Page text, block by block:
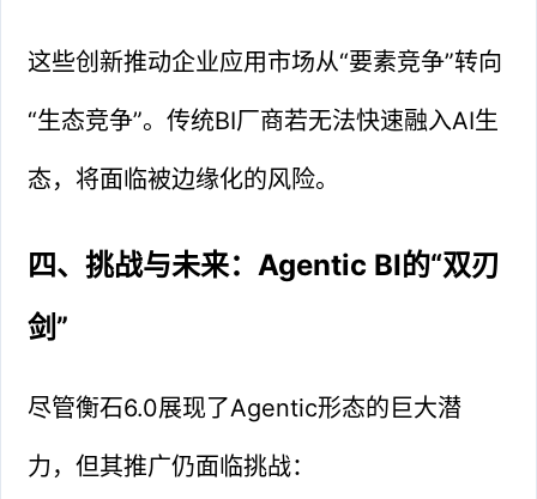
这些创新推动企业应用市场从“要素竞争”转向
“生态竞争”。传统BI厂商若无法快速融入AI生
态，将面临被边缘化的风险。
四、挑战与未来：Agentic BI的“双刃
剑”
尽管衡石6.0展现了Agentic形态的巨大潜
力，但其推广仍面临挑战：